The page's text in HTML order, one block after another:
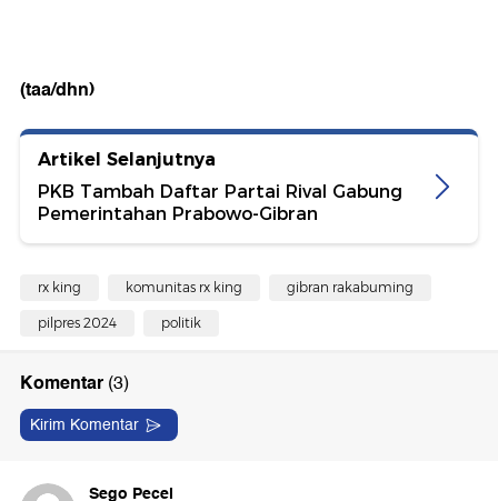
(taa/dhn)
Artikel Selanjutnya
PKB Tambah Daftar Partai Rival Gabung
Pemerintahan Prabowo-Gibran
rx king komunitas rx king gibran rakabuming
pilpres 2024 politik